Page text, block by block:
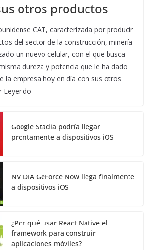
otros productos
CAT, caracterizada por producir
del sector de la construcción, minería
un nuevo celular, con el que busca
dureza y potencia que le ha dado
la empresa hoy en día con sus otros
Leyendo
Google Stadia podría llegar
prontamente a dispositivos iOS
NVIDIA GeForce Now llega finalmente
a dispositivos iOS
¿Por qué usar React Native el
framework para construir
aplicaciones móviles?